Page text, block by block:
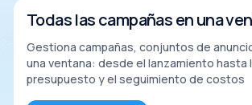
Todas las campañas en una
Gestiona campañas, conjuntos de
una ventana: desde el lanzamiento hasta
presupuesto y el seguimiento de costos